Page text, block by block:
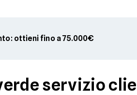
ottieni fino a 75.000€
servizio